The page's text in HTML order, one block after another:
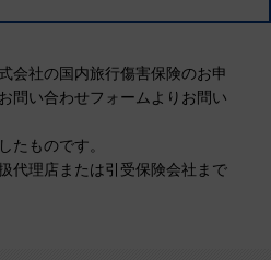
会社の国内旅行傷害保険のお申
問い合わせフォームよりお問い
たものです。
代理店または引受保険会社まで